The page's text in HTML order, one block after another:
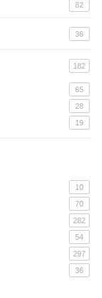
82
36
182
65
28
19
10
70
282
54
297
36